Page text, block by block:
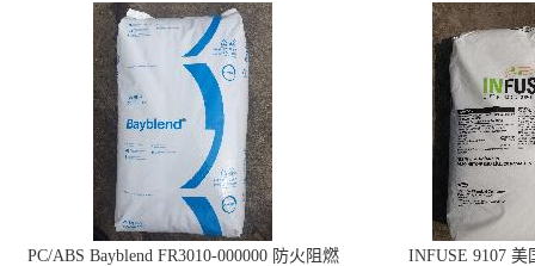
PC/ABS Bayblend FR3010-000000 防火阻燃
INFUSE 9107 美